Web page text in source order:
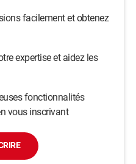
facilement et obtenez
expertise et aidez les
fonctionnalités
vous inscrivant